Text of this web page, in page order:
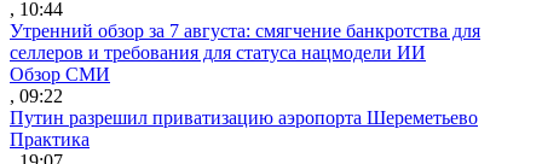
, 10:44
Утренний обзор за 7 августа: смягчение банкротства для
селлеров и требования для статуса нацмодели ИИ
Обзор СМИ
, 09:22
Путин разрешил приватизацию аэропорта Шереметьево
Практика